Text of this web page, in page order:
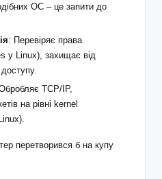
ОС – це запити до
: Перевіряє права
у Linux), захищає від
TCP/IP,
на рівні kernel
перетворився б на купу